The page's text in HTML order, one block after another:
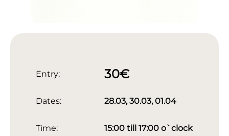
Entry: 30€
Dates: 28.03, 30.03, 01.04
Time: 15:00 till 17:00 o`clock